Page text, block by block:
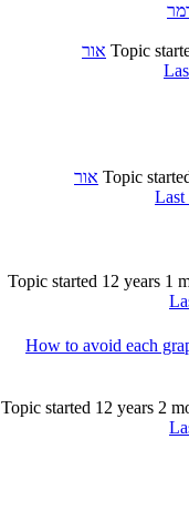
Topic אור
Topic אור
Last
Topic started 12 years 1
How to avoid each
Topic started 12 years 2